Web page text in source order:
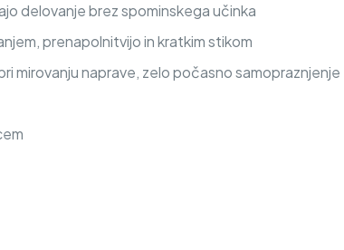
delovanje brez spominskega učinka
prenapolnitvijo in kratkim stikom
mirovanju naprave, zelo počasno samopraznjenje